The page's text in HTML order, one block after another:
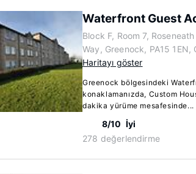
Waterfront Guest
Block F, Room 7,
Way, Greenock, PA15 1EN,
Haritayı göster
Greenock bölgesindeki
konaklamanızda, Custom
dakika yürüme mesafesinde...
8/10 İyi
278 değerlendirme